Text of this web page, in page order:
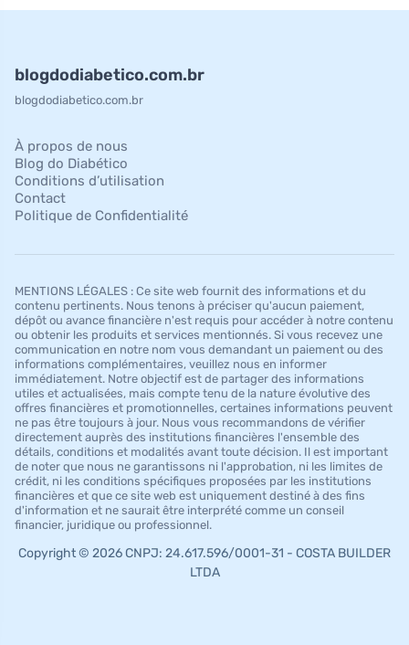
blogdodiabetico.com.br
blogdodiabetico.com.br
À propos de nous
Blog do Diabético
Conditions d’utilisation
Contact
Politique de Confidentialité
MENTIONS LÉGALES : Ce site web fournit des informations et du
contenu pertinents. Nous tenons à préciser qu'aucun paiement,
dépôt ou avance financière n'est requis pour accéder à notre contenu
ou obtenir les produits et services mentionnés. Si vous recevez une
communication en notre nom vous demandant un paiement ou des
informations complémentaires, veuillez nous en informer
immédiatement. Notre objectif est de partager des informations
utiles et actualisées, mais compte tenu de la nature évolutive des
offres financières et promotionnelles, certaines informations peuvent
ne pas être toujours à jour. Nous vous recommandons de vérifier
directement auprès des institutions financières l'ensemble des
détails, conditions et modalités avant toute décision. Il est important
de noter que nous ne garantissons ni l'approbation, ni les limites de
crédit, ni les conditions spécifiques proposées par les institutions
financières et que ce site web est uniquement destiné à des fins
d'information et ne saurait être interprété comme un conseil
financier, juridique ou professionnel.
Copyright © 2026 CNPJ: 24.617.596/0001-31 - COSTA BUILDER
LTDA